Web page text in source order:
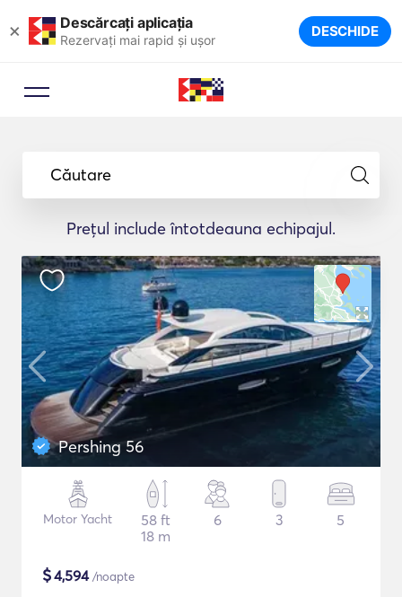
× Descărcați aplicația
Rezervați mai rapid și ușor DESCHIDE
Căutare
Prețul include întotdeauna echipajul.
Pershing 56
Motor Yacht
58 ft
18 m
6 3 5
$4,594/noapte